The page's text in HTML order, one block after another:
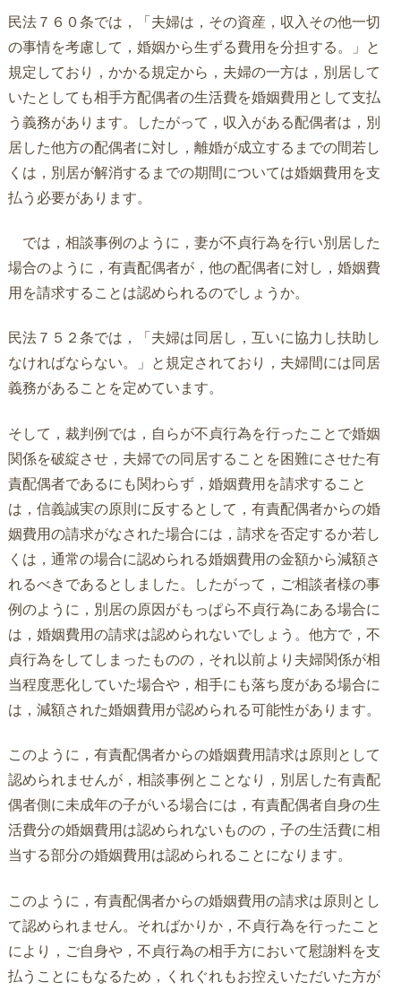
民法７６０条では，「夫婦は，その資産，収入その他一切
の事情を考慮して，婚姻から生ずる費用を分担する。」と
規定しており，かかる規定から，夫婦の一方は，別居して
いたとしても相手方配偶者の生活費を婚姻費用として支払
う義務があります。したがって，収入がある配偶者は，別
居した他方の配偶者に対し，離婚が成立するまでの間若し
くは，別居が解消するまでの期間については婚姻費用を支
払う必要があります。
では，相談事例のように，妻が不貞行為を行い別居した
場合のように，有責配偶者が，他の配偶者に対し，婚姻費
用を請求することは認められるのでしょうか。
民法７５２条では，「夫婦は同居し，互いに協力し扶助し
なければならない。」と規定されており，夫婦間には同居
義務があることを定めています。
そして，裁判例では，自らが不貞行為を行ったことで婚姻
関係を破綻させ，夫婦での同居することを困難にさせた有
責配偶者であるにも関わらず，婚姻費用を請求すること
は，信義誠実の原則に反するとして，有責配偶者からの婚
姻費用の請求がなされた場合には，請求を否定するか若し
くは，通常の場合に認められる婚姻費用の金額から減額さ
れるべきであるとしました。したがって，ご相談者様の事
例のように，別居の原因がもっぱら不貞行為にある場合に
は，婚姻費用の請求は認められないでしょう。他方で，不
貞行為をしてしまったものの，それ以前より夫婦関係が相
当程度悪化していた場合や，相手にも落ち度がある場合に
は，減額された婚姻費用が認められる可能性があります。
このように，有責配偶者からの婚姻費用請求は原則として
認められませんが，相談事例とことなり，別居した有責配
偶者側に未成年の子がいる場合には，有責配偶者自身の生
活費分の婚姻費用は認められないものの，子の生活費に相
当する部分の婚姻費用は認められることになります。
このように，有責配偶者からの婚姻費用の請求は原則とし
て認められません。そればかりか，不貞行為を行ったこと
により，ご自身や，不貞行為の相手方において慰謝料を支
払うことにもなるため，くれぐれもお控えいただいた方が